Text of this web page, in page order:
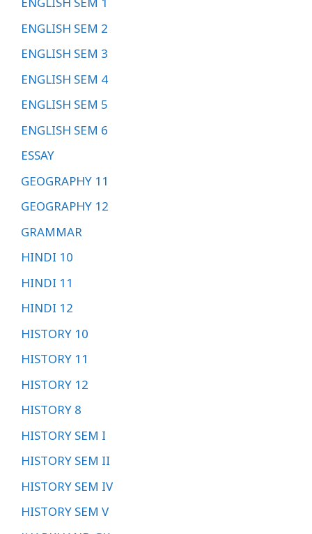
ENGLISH SEM 2
ENGLISH SEM 3
ENGLISH SEM 4
ENGLISH SEM 5
ENGLISH SEM 6
ESSAY
GEOGRAPHY 11
GEOGRAPHY 12
GRAMMAR
HINDI 10
HINDI 11
HINDI 12
HISTORY 10
HISTORY 11
HISTORY 12
HISTORY 8
HISTORY SEM I
HISTORY SEM II
HISTORY SEM IV
HISTORY SEM V